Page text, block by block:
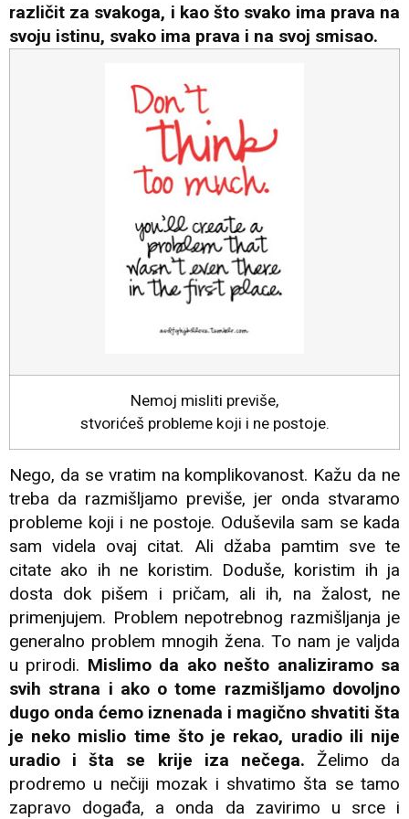
različit za svakoga, i kao što svako ima prava na
svoju istinu, svako ima prava i na svoj smisao.
Nemoj misliti previše,
stvorićeš probleme koji i ne postoje.
Nego, da se vratim na komplikovanost. Kažu da ne
treba da razmišljamo previše, jer onda stvaramo
probleme koji i ne postoje. Oduševila sam se kada
sam videla ovaj citat. Ali džaba pamtim sve te
citate ako ih ne koristim. Doduše, koristim ih ja
dosta dok pišem i pričam, ali ih, na žalost, ne
primenjujem. Problem nepotrebnog razmišljanja je
generalno problem mnogih žena. To nam je valjda
u prirodi. Mislimo da ako nešto analiziramo sa
svih strana i ako o tome razmišljamo dovoljno
dugo onda ćemo iznenada i magično shvatiti šta
je neko mislio time što je rekao, uradio ili nije
uradio i šta se krije iza nečega. Želimo da
prodremo u nečiji mozak i shvatimo šta se tamo
zapravo događa, a onda da zavirimo u srce i